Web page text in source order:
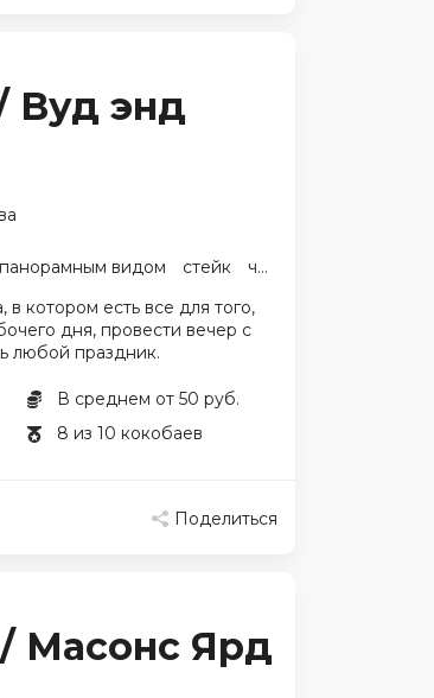
Вуд энд
видом стейк
чизкейк
котором есть все для того,
дня, провести вечер с
любой праздник.
В среднем от 50 руб.
8 из 10 кокобаев
Поделиться
/ Масонс Ярд